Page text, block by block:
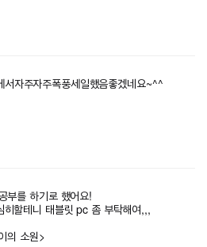
서자주자주폭풍세일했음좋겠네요~^^
부를 하기로 했어요!
할테니 태블릿 pc 좀 부탁해여,,,
의 소원>